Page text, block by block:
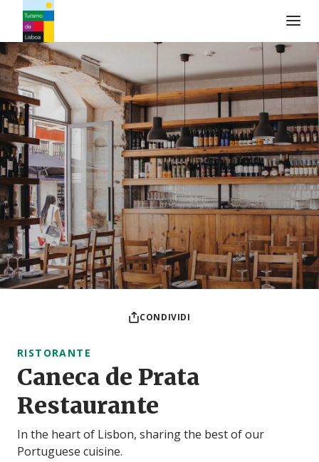
Logo di Turismo de Lisboa
CONDIVIDI
RISTORANTE
Caneca de Prata
Restaurante
In the heart of Lisbon, sharing the best of our
Portuguese cuisine.